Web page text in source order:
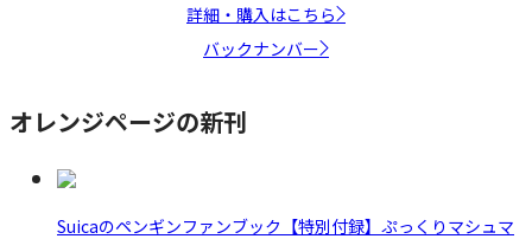
詳細・購入はこちら
バックナンバー
オレンジページの新刊
Suicaのペンギンファンブック【特別付録】ぷっくりマシュマ